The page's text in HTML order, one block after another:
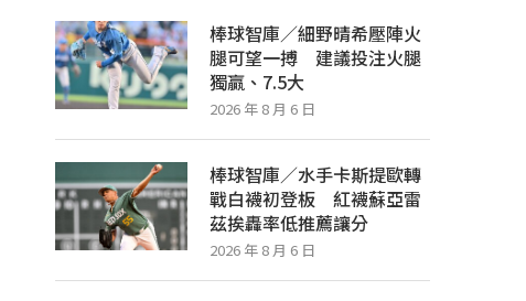
棒球智庫／細野晴希壓陣火
腿可望一搏 建議投注火腿
獨贏、7.5大
2026 年 8 月 6 日
棒球智庫／水手卡斯提歐轉
戰白襪初登板 紅襪蘇亞雷
茲挨轟率低推薦讓分
2026 年 8 月 6 日